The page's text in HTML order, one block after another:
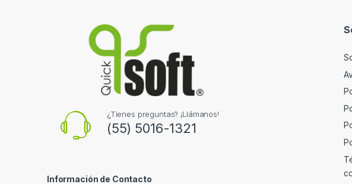
¿Tienes preguntas? ¡Llámanos!
(55) 5016-1321
Información de Contacto